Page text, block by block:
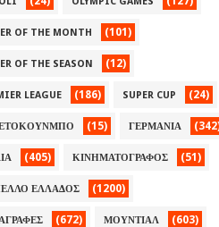
OF THE MONTH (101)
OF THE SEASON (12)
LEAGUE (186) SUPER CUP (24)
(15) ΓΕΡΜΑΝΙΑ
(405) ΚΙΝΗΜΑΤΟΓΡΑΦΟΣ (51)
ΕΛΛΑΔΟΣ (1200)
(672) ΜΟΥΝΤΙΑΛ (603)